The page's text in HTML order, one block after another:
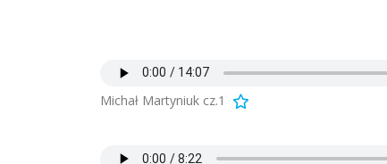
Michał Martyniuk cz.1